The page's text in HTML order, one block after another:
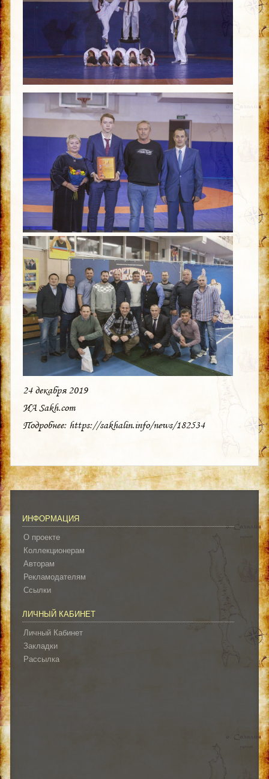
24 декабря 2019
ИА Sakh.com
Подробнее: https://sakhalin.info/news/182534
ИНФОРМАЦИЯ
О проекте
Коллекционерам
Авторам
Рекламодателям
Ссылки
ЛИЧНЫЙ КАБИНЕТ
Личный Кабинет
Закладки
Рассылка